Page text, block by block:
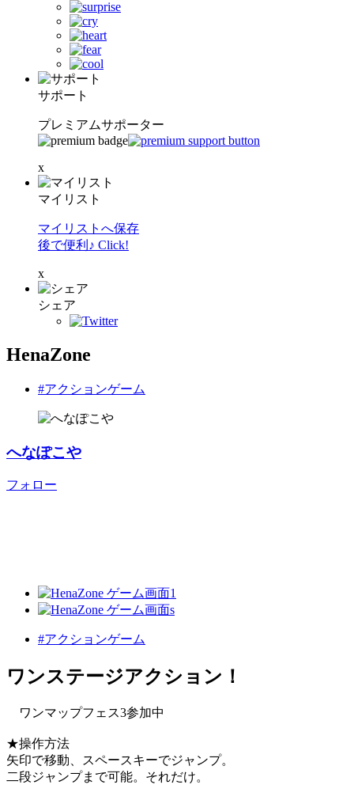
サポート
プレミアムサポーター
x
マイリスト
マイリストへ保存
後で便利♪ Click!
x
シェア
HenaZone
#アクションゲーム
へなぽこや
フォロー
#アクションゲーム
ワンステージアクション！
ワンマップフェス3参加中
★操作方法
矢印で移動、スペースキーでジャンプ。
二段ジャンプまで可能。それだけ。